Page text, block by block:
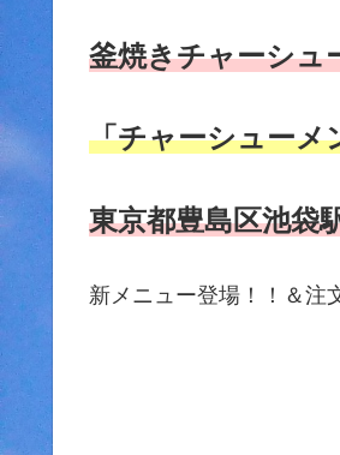
釜焼きチャーシュ
「チャーシューメ
東京都豊島区池袋
新メニュー登場！！＆注